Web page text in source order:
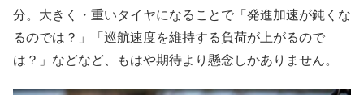
分。大きく・重いタイヤになることで「発進加速が鈍くな
るのでは？」「巡航速度を維持する負荷が上がるので
は？」などなど、もはや期待より懸念しかありません。